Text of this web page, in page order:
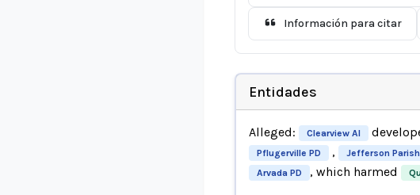
Información para citar
Entidades
Alleged: Clearview AI
Pflugerville PD , Jefferson
Arvada PD , which harmed